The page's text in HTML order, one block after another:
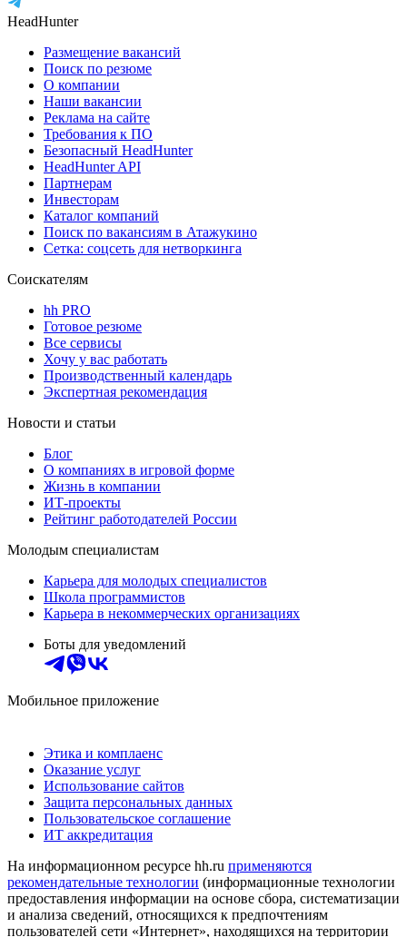
HeadHunter
Размещение вакансий
Поиск по резюме
О компании
Наши вакансии
Реклама на сайте
Требования к ПО
Безопасный HeadHunter
HeadHunter API
Партнерам
Инвесторам
Каталог компаний
Поиск по вакансиям в Атажукино
Сетка: соцсеть для нетворкинга
Соискателям
hh PRO
Готовое резюме
Все сервисы
Хочу у вас работать
Производственный календарь
Экспертная рекомендация
Новости и статьи
Блог
О компаниях в игровой форме
Жизнь в компании
ИТ-проекты
Рейтинг работодателей России
Молодым специалистам
Карьера для молодых специалистов
Школа программистов
Карьера в некоммерческих организациях
Боты для уведомлений
Мобильное приложение
Этика и комплаенс
Оказание услуг
Использование сайтов
Защита персональных данных
Пользовательское соглашение
ИТ аккредитация
На информационном ресурсе hh.ru применяются
рекомендательные технологии (информационные технологии
предоставления информации на основе сбора, систематизации
и анализа сведений, относящихся к предпочтениям
пользователей сети «Интернет», находящихся на территории